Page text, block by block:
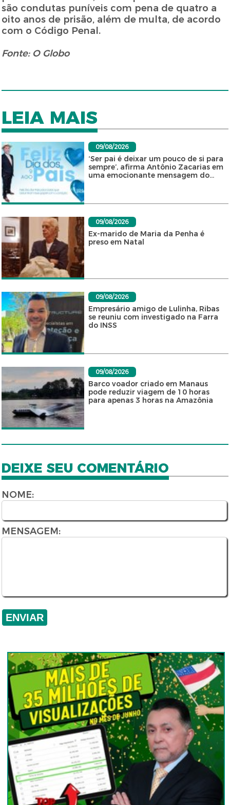
são condutas puníveis com pena de quatro a
oito anos de prisão, além de multa, de acordo
com o Código Penal.
Fonte: O Globo
LEIA MAIS
09/08/2026
‘Ser pai é deixar um pouco de si para
sempre’, afirma Antônio Zacarias em
uma emocionante mensagem do...
09/08/2026
Ex-marido de Maria da Penha é
preso em Natal
09/08/2026
Empresário amigo de Lulinha, Ribas
se reuniu com investigado na Farra
do INSS
09/08/2026
Barco voador criado em Manaus
pode reduzir viagem de 10 horas
para apenas 3 horas na Amazônia
DEIXE SEU COMENTÁRIO
NOME:
MENSAGEM: